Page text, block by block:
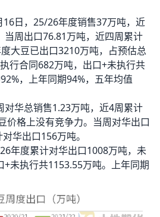
日，25/26年度销售37万吨，近
当周出口76.81万吨，近四周累计
大豆已出口3210万吨，占预估总
行合同682万吨，出口+未执行共
，上年同期94%，五年均值
华总销售1.23万吨，近4周累计
价格上没有竞争力。当周对华出口
华出口156万吨。
度累计对华出口1008万吨，未
未执行共1153.55万吨。上年同期